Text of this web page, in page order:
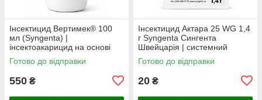
Інсектицид Вертимек® 100
мл (Syngenta) |
інсектоакарицид на основі
абамектину 18 г/л від кліщів,
трипсів та мінерів
Готово до відправки
550 ₴
Інсектицид Актара 25 WG 1,4
г Syngenta Сингента
Швейцарія | системний
інсектицид
Готово до відправки
20 ₴